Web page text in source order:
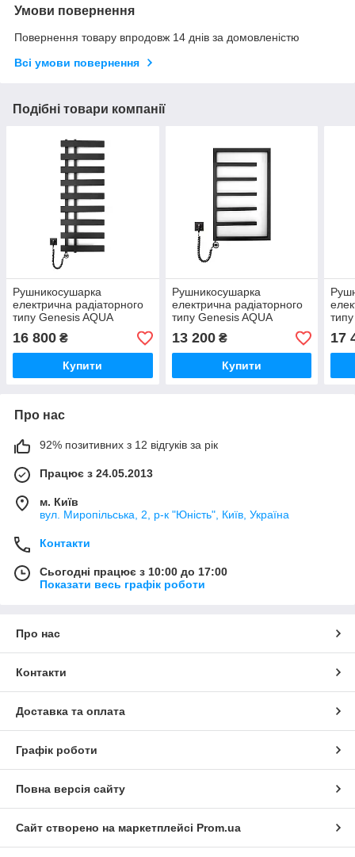
Умови повернення
Повернення товару впродовж 14 днів за домовленістю
Всі умови повернення
Подібні товари компанії
Рушникосушарка
електрична радіаторного
типу Genesis AQUA
1200х530 Split з теном для
обігріву приміщень, ліва,
чорна, гарантія
16 800 ₴
Купити
Рушникосушарка
електрична радіаторного
типу Genesis AQUA
800х530x30 Combo з
теном для обігріву
приміщень, ліва, чорна,
13 200₴
Купити
для
17
Про нас
92% позитивних з 12 відгуків за рік
Працює з 24.05.2013
м. Київ
вул. Миропільська, 2, р-к "Юність", Київ, Україна
Контакти
Сьогодні працює з 10:00 до 17:00
Показати весь графік роботи
Про нас
Контакти
Доставка та оплата
Графік роботи
Повна версія сайту
Сайт створено на маркетплейсі Prom.ua